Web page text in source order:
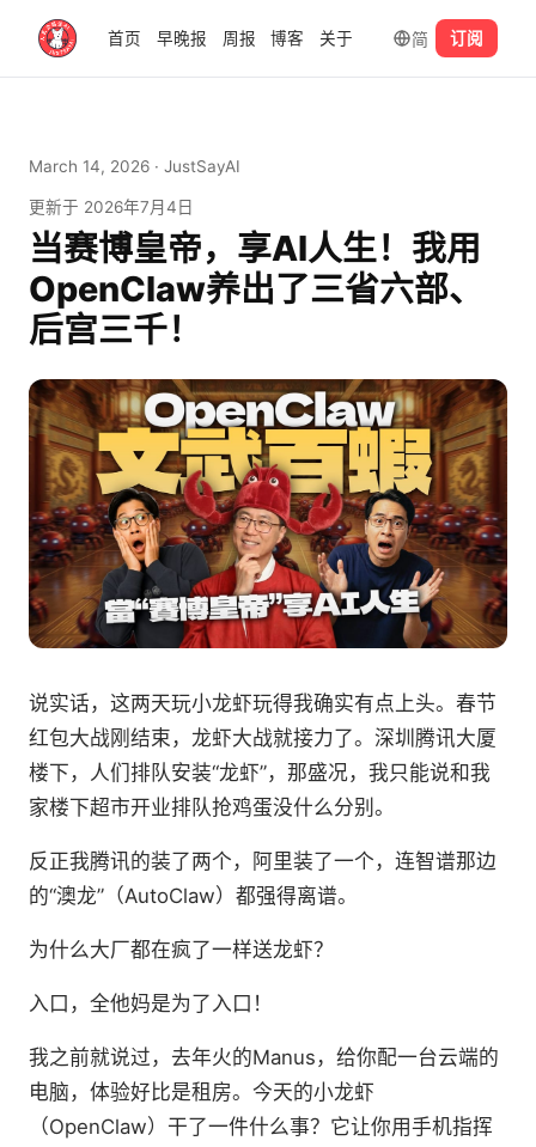
首页 早晚报 周报 博客 关于 简 订阅
March 14, 2026 · JustSayAI
更新于 2026年7月4日
当赛博皇帝，享AI人生！我用
OpenClaw养出了三省六部、
后宫三千！
说实话，这两天玩小龙虾玩得我确实有点上头。春节
红包大战刚结束，龙虾大战就接力了。深圳腾讯大厦
楼下，人们排队安装“龙虾”，那盛况，我只能说和我
家楼下超市开业排队抢鸡蛋没什么分别。
反正我腾讯的装了两个，阿里装了一个，连智谱那边
的“澳龙”（AutoClaw）都强得离谱。
为什么大厂都在疯了一样送龙虾？
入口，全他妈是为了入口！
我之前就说过，去年火的Manus，给你配一台云端的
电脑，体验好比是租房。今天的小龙虾
（OpenClaw）干了一件什么事？它让你用手机指挥